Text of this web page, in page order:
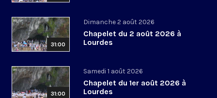
31:00
Dimanche 2 août 2026
Chapelet du 2 août 2026 à
Lourdes
31:00
Samedi 1 août 2026
Chapelet du 1er août 2026 à
Lourdes